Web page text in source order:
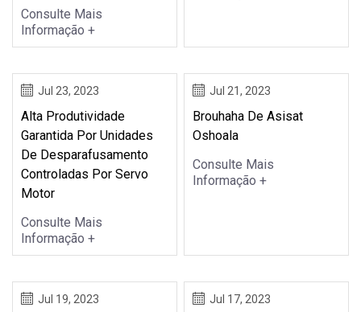
Consulte Mais
Informação +
Jul 23, 2023
Alta Produtividade
Garantida Por Unidades
De Desparafusamento
Controladas Por Servo
Motor
Consulte Mais
Informação +
Jul 21, 2023
Brouhaha De Asisat
Oshoala
Consulte Mais
Informação +
Jul 19, 2023 Jul 17, 2023